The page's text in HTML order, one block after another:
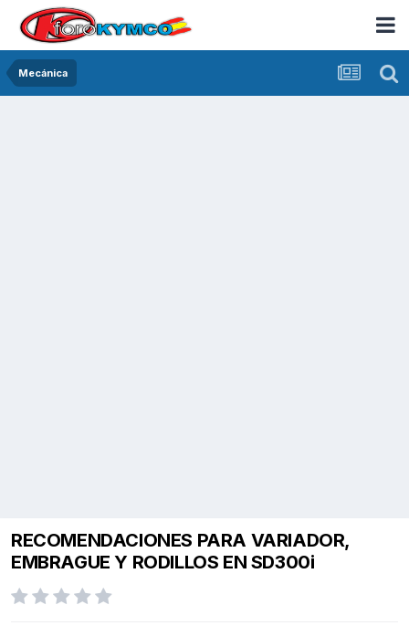
Mecánica
RECOMENDACIONES PARA VARIADOR,
EMBRAGUE Y RODILLOS EN SD300i